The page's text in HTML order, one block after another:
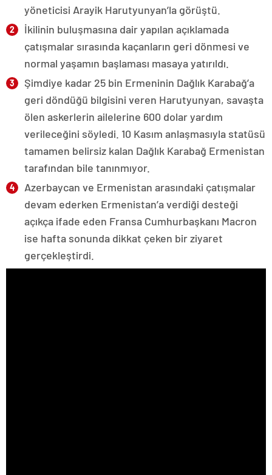
yöneticisi Arayik Harutyunyan’la görüştü.
İkilinin buluşmasına dair yapılan açıklamada
çatışmalar sırasında kaçanların geri dönmesi ve
normal yaşamın başlaması masaya yatırıldı.
Şimdiye kadar 25 bin Ermeninin Dağlık Karabağ’a
geri döndüğü bilgisini veren Harutyunyan, savaşta
ölen askerlerin ailelerine 600 dolar yardım
verileceğini söyledi. 10 Kasım anlaşmasıyla statüsü
tamamen belirsiz kalan Dağlık Karabağ Ermenistan
tarafından bile tanınmıyor.
Azerbaycan ve Ermenistan arasındaki çatışmalar
devam ederken Ermenistan’a verdiği desteği
açıkça ifade eden Fransa Cumhurbaşkanı Macron
ise hafta sonunda dikkat çeken bir ziyaret
gerçekleştirdi.